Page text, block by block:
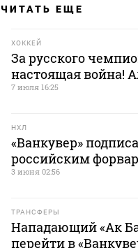
ЧИТАТЬ ЕЩЕ
ХОККЕЙ
За русского
настоящая война!
7 июля 16:25
НХЛ
«Ванкувер»
российским
3 июня 02:56
ТРАНСФЕРЫ
Нападающий «Ак
перейти в